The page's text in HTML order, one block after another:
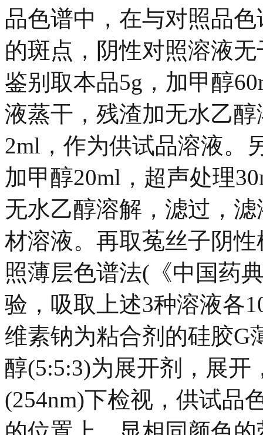
品色谱中，在与对照品
的斑点，阴性对照溶液
鉴别取本品5g，加甲醇
液蒸干，残渣加无水乙
2ml，作为供试品溶液。
加甲醇20ml，超声处理
无水乙醇溶解，滤过，
材溶液。再取菟丝子阴
照薄层色谱法(《中国药
验，吸取上述3种溶液各
维素钠为粘合剂的硅胶G
醇(5:5:3)为展开剂，展
(254nm)下检视，供试品